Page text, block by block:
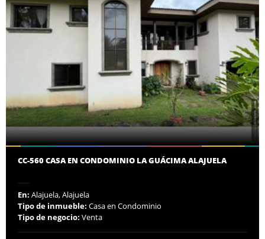
CC-560 CASA EN CONDOMINIO LA GUÁCIMA ALAJUELA
En: Alajuela, Alajuela
Tipo de inmueble: Casa en Condominio
Tipo de negocio: Venta